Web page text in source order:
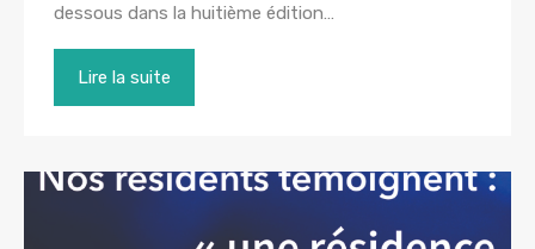
dessous dans la huitième édition…
Lire la suite